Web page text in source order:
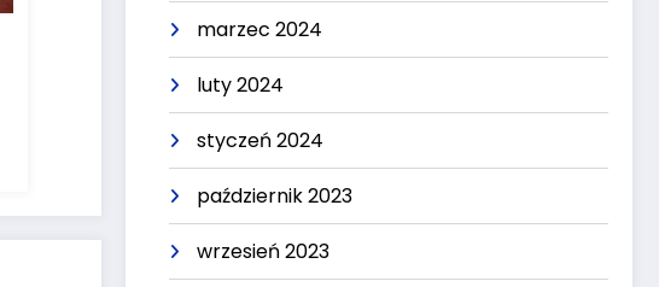
marzec 2024
luty 2024
styczeń 2024
październik 2023
wrzesień 2023